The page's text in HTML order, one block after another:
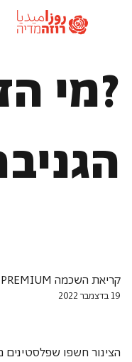
?מי
קריאת השכמה PREMIUM
19 בדצמבר 2022
הצינור חשפו שפלסטינים